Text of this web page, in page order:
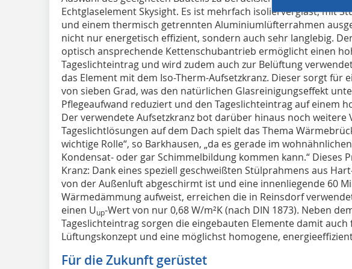
Echtglaselement Skysight. Es ist mehrfach isolierverglast, mit
und einem thermisch getrennten Aluminiumlüfterrahmen
nicht nur energetisch effizient, sondern auch sehr langlebig.
optisch ansprechende Kettenschubantrieb ermöglicht einen
Tageslichteintrag und wird zudem auch zur Belüftung
das Element mit dem Iso-Therm-Aufsetzkranz. Dieser sorgt für
von sieben Grad, was den natürlichen Glasreinigungseffekt
Pflegeaufwand reduziert und den Tageslichteintrag auf einem
Der verwendete Aufsetzkranz bot darüber hinaus noch weitere
Tageslichtlösungen auf dem Dach spielt das Thema
wichtige Rolle“, so Barkhausen, „da es gerade im
Kondensat- oder gar Schimmelbildung kommen kann.“ Dieses
Kranz: Dank eines speziell geschweißten Stülprahmens aus
von der Außenluft abgeschirmt ist und eine innenliegende 60
Wärmedämmung aufweist, erreichen die in Reinsdorf
einen Uup-Wert von nur 0,68 W/m²K (nach DIN 1873). Neben
Tageslichteintrag sorgen die eingebauten Elemente damit
Lüftungskonzept und eine möglichst homogene,
Für die Zukunft gerüstet